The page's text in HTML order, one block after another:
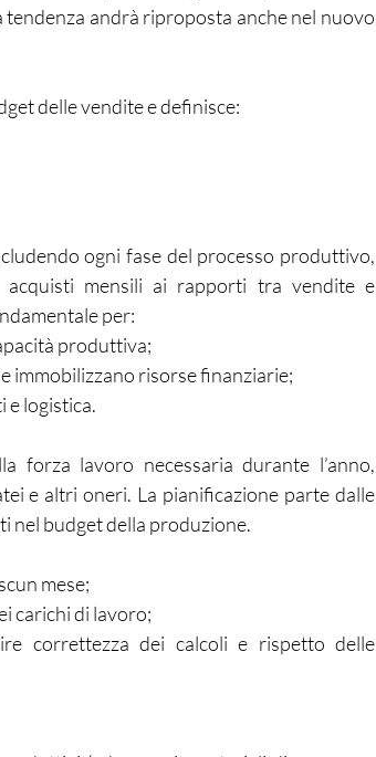
andrà riproposta anche nel nuovo
delle vendite e definisce:
ogni fase del processo produttivo,
mensili ai rapporti tra vendite e
per:
produttiva;
immobilizzano risorse finanziarie;
e logistica.
forza lavoro necessaria durante l’anno,
e altri oneri. La pianificazione parte dalle
nel budget della produzione.
mese;
carichi di lavoro;
correttezza dei calcoli e rispetto delle